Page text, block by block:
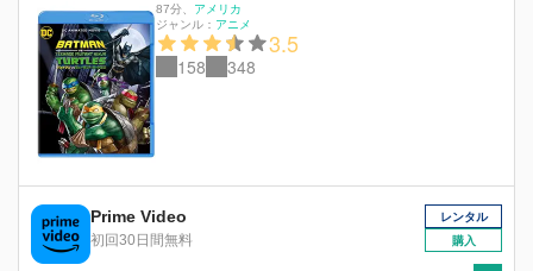
87分
アメリカ
ジャンル： アニメ
3.5
158 348
Prime Video
初回30日間無料
レンタル
購入